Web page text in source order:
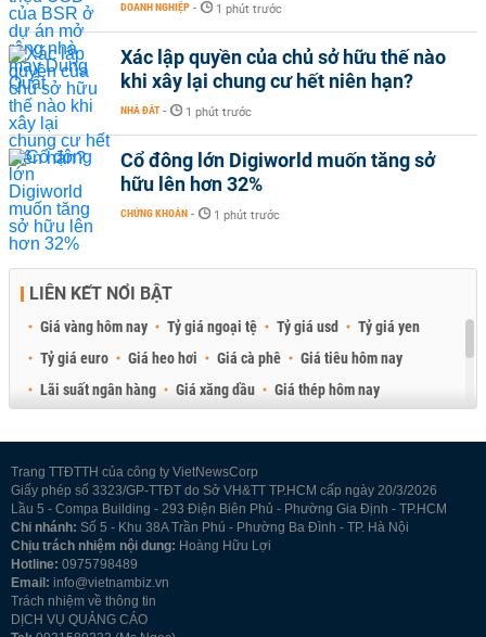
DOANH NGHIỆP - 1 phút trước
Xác lập quyền của chủ sở hữu thế nào
khi xây lại chung cư hết niên hạn?
NHÀ ĐẤT - 1 phút trước
Cổ đông lớn Digiworld muốn tăng sở
hữu lên hơn 32%
CHỨNG KHOÁN - 1 phút trước
LIÊN KẾT NỔI BẬT
Giá vàng hôm nay Tỷ giá ngoại tệ Tỷ giá usd
Tỷ giá yen
Tỷ giá euro
Giá heo hơi Giá cà phê
Giá tiêu hôm nay
Lãi suất ngân hàng
Giá xăng dầu
Giá thép hôm nay
Trang TTĐTTH của công ty VietNewsCorp
Giấy phép số 3323/GP-TTĐT do Sở VH&TT TP.HCM cấp ngày 20/3/2026
Lầu 5 - Compa Building - 293 Điện Biên Phủ - Phường Gia Định - TP.HCM
Chi nhánh: Số 5 - Khu 38A Trần Phú - Phường Ba Đình - TP. Hà Nội
Chịu trách nhiệm nội dung: Hoàng Hữu Lợi
Hotline: 0975798489
Email: info@vietnambiz.vn
Trách nhiệm về thông tin
DỊCH VỤ QUẢNG CÁO